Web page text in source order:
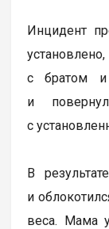
Инцидент
с братом и
и
с
В
и
веса. Мама